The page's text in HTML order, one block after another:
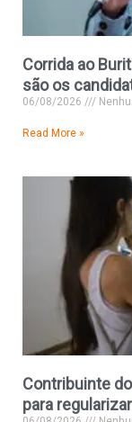
Corrida ao
são os
06/08/2026
Read More »
Contribuinte
para